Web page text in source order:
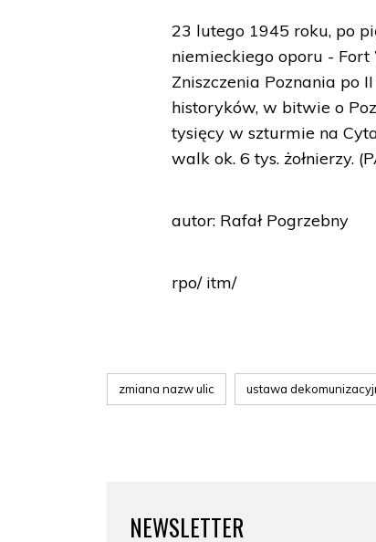
23 lutego 1945 roku, po
niemieckiego oporu -
Zniszczenia Poznania po
historyków, w bitwie o
tysięcy w szturmie na
walk ok. 6 tys. żołnierzy.
autor: Rafał Pogrzebny
rpo/ itm/
zmiana nazw ulic ustawa
NEWSLETTER